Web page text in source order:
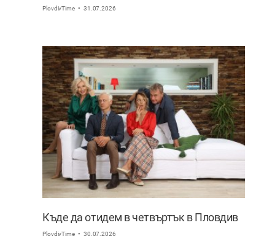
PlovdivTime 31.07.2026
Къде да отидем в четвъртък в Пловдив
PlovdivTime 30.07.2026